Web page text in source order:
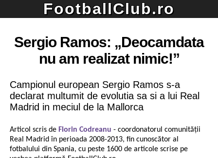
FootballClub.ro
Sergio Ramos: „Deocamdata
nu am realizat nimic!”
Campionul european Sergio Ramos s-a
declarat multumit de evolutia sa si a lui Real
Madrid in meciul de la Mallorca
Articol scris de Florin Codreanu - coordonatorul comunității
Real Madrid în perioada 2008-2013, fin cunoscător al
fotbalului din Spania, cu peste 1600 de articole scrise pe